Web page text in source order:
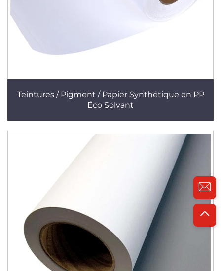
Teintures / Pigment / Papier Synthétique en PP
Éco Solvant